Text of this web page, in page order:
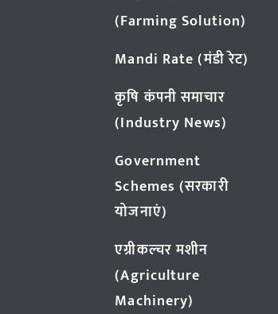
(Farming Solution)
Mandi Rate (मंडी रेट)
कृषि कंपनी समाचार
(Industry News)
Government
Schemes (सरकारी
योजनाएं)
एग्रीकल्चर मशीन
(Agriculture
Machinery)